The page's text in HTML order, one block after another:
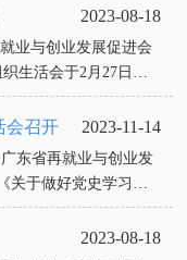
2023-08-18
生活会于2月27日在
开。会议由党支部书
会召开 2023-11-14
东省再就业与创业发
关于做好党史学习教
党史学习教育专题组
2023-08-18